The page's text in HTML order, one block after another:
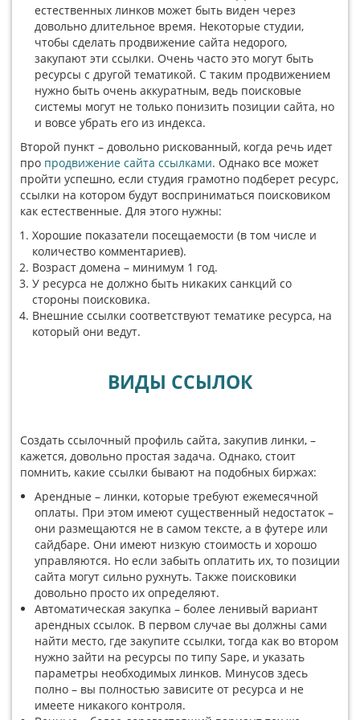
естественных линков может быть виден через
довольно длительное время. Некоторые студии,
чтобы сделать продвижение сайта недорого,
закупают эти ссылки. Очень часто это могут быть
ресурсы с другой тематикой. С таким продвижением
нужно быть очень аккуратным, ведь поисковые
системы могут не только понизить позиции сайта, но
и вовсе убрать его из индекса.
Второй пункт – довольно рискованный, когда речь идет
про продвижение сайта ссылками. Однако все может
пройти успешно, если студия грамотно подберет ресурс,
ссылки на котором будут восприниматься поисковиком
как естественные. Для этого нужны:
Хорошие показатели посещаемости (в том числе и
количество комментариев).
Возраст домена – минимум 1 год.
У ресурса не должно быть никаких санкций со
стороны поисковика.
Внешние ссылки соответствуют тематике ресурса, на
который они ведут.
ВИДЫ ССЫЛОК
Создать ссылочный профиль сайта, закупив линки, –
кажется, довольно простая задача. Однако, стоит
помнить, какие ссылки бывают на подобных биржах:
Арендные – линки, которые требуют ежемесячной
оплаты. При этом имеют существенный недостаток –
они размещаются не в самом тексте, а в футере или
сайдбаре. Они имеют низкую стоимость и хорошо
управляются. Но если забыть оплатить их, то позиции
сайта могут сильно рухнуть. Также поисковики
довольно просто их определяют.
Автоматическая закупка – более ленивый вариант
арендных ссылок. В первом случае вы должны сами
найти место, где закупите ссылки, тогда как во втором
нужно зайти на ресурсы по типу Sape, и указать
параметры необходимых линков. Минусов здесь
полно – вы полностью зависите от ресурса и не
имеете никакого контроля.